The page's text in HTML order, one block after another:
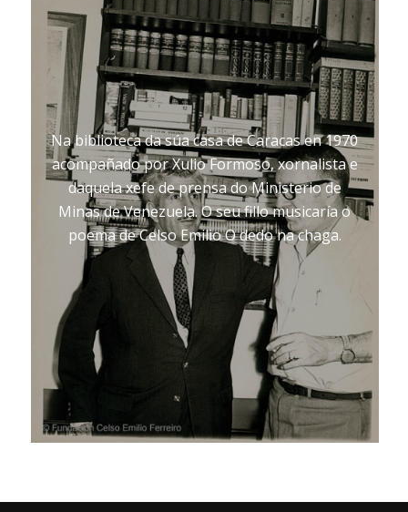
Na biblioteca da súa casa de Caracas en 1970
acompañado por Xulio Formoso, xornalista e
daquela xefe de prensa do Ministerio de
Minas de Venezuela. O seu fillo musicaría o
poema de Celso Emilio O dedo na chaga.